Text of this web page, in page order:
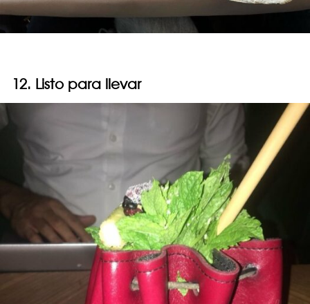
12. Listo para llevar